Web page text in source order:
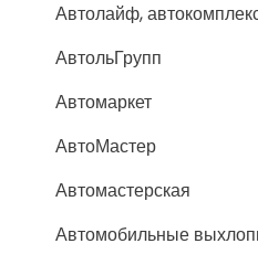
Автолайф,
АвтольГрупп
Автомаркет
АвтоМастер
Автомастерская
Автомобильные